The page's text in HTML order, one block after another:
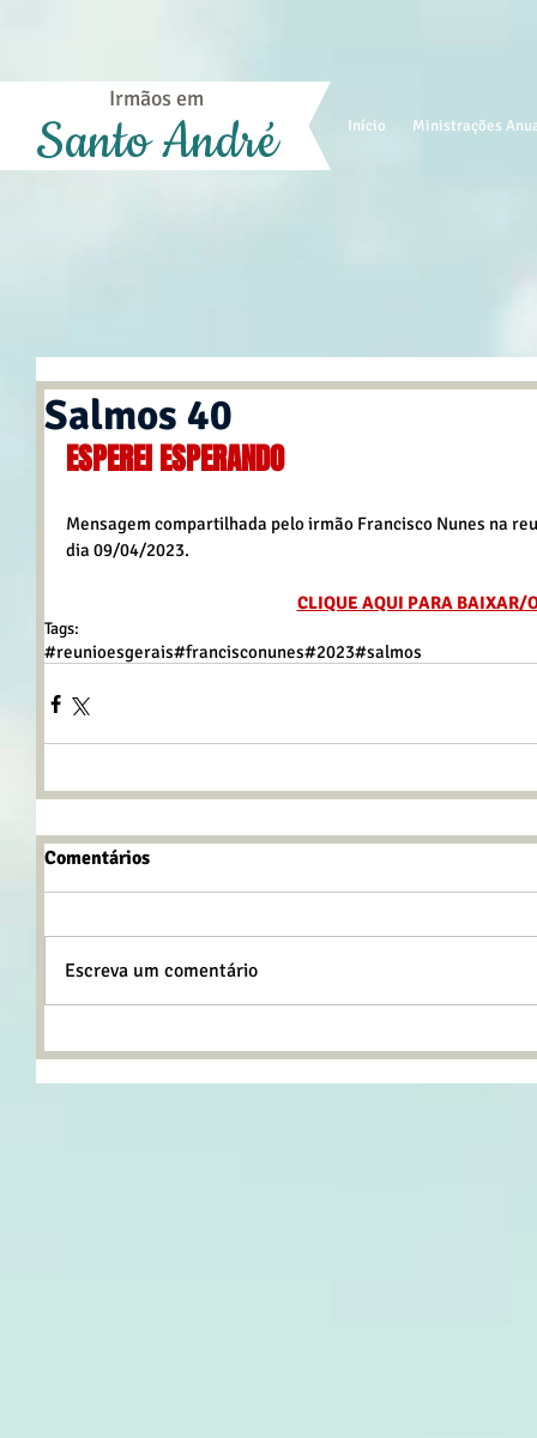
Início Ministrações
Irmãos em
Santo André
Salmos 40
ESPEREI ESPERANDO
Mensagem compartilhada pelo irmão Francisco Nunes na
dia 09/04/2023.
CLIQUE AQUI PARA BAIXAR/
Tags:
#reunioesgerais#francisconunes#2023#salmos
Comentários
Escreva um comentário